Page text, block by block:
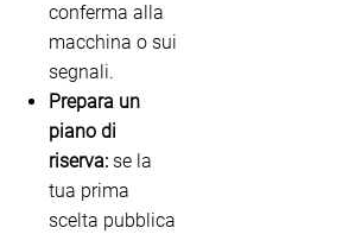
conferma alla
macchina o sui
segnali.
Prepara un
piano di
riserva: se la
tua prima
scelta pubblica